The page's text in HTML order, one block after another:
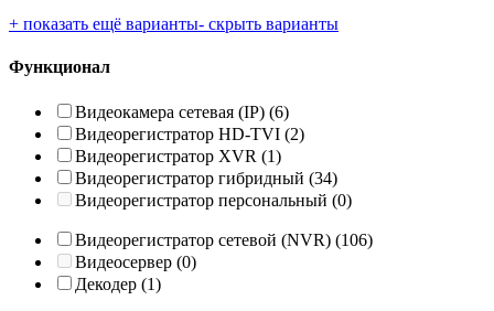
+ показать ещё варианты- скрыть варианты
Функционал
Видеокамера сетевая (IP) (6)
Видеорегистратор HD-TVI (2)
Видеорегистратор XVR (1)
Видеорегистратор гибридный (34)
Видеорегистратор персональный (0)
Видеорегистратор сетевой (NVR) (106)
Видеосервер (0)
Декодер (1)